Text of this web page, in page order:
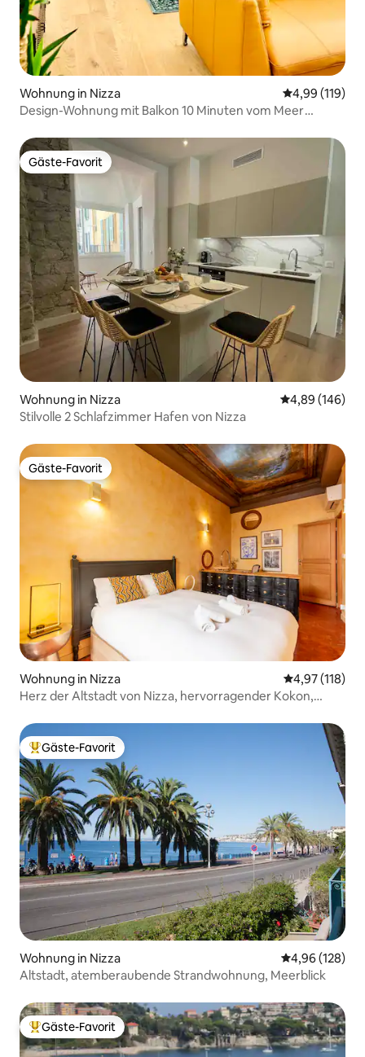
Wohnung in Nizza
4,99 (119)
Design-Wohnung mit Balkon 10 Minuten vom Meer
Gäste-Favorit
Gäste-Favorit
Wohnung in Nizza
4,89 (146)
Stilvolle 2 Schlafzimmer Hafen von Nizza
Gäste-Favorit
Gäste-Favorit
Wohnung in Nizza
4,97 (118)
Herz der Altstadt von Nizza, hervorragender Kokon,
Beliebter Gäste-Favorit.
Gäste-Favorit
Wohnung in Nizza
4,96 (128)
Altstadt, atemberaubende Strandwohnung, Meerblick
Beliebter Gäste-Favorit.
Gäste-Favorit